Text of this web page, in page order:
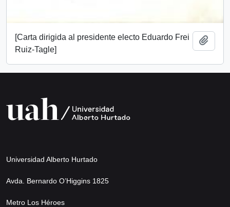
[Carta dirigida al presidente electo Eduardo Frei
Ruiz-Tagle]
Universidad Alberto Hurtado
Avda. Bernardo O’Higgins 1825
Metro Los Héroes